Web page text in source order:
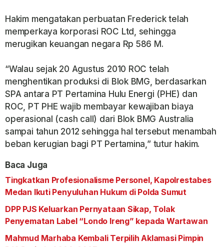
Hakim mengatakan perbuatan Frederick telah
memperkaya korporasi ROC Ltd, sehingga
merugikan keuangan negara Rp 586 M.
“Walau sejak 20 Agustus 2010 ROC telah
menghentikan produksi di Blok BMG, berdasarkan
SPA antara PT Pertamina Hulu Energi (PHE) dan
ROC, PT PHE wajib membayar kewajiban biaya
operasional (cash call) dari Blok BMG Australia
sampai tahun 2012 sehingga hal tersebut menambah
beban kerugian bagi PT Pertamina,” tutur hakim.
Baca Juga
Tingkatkan Profesionalisme Personel, Kapolrestabes
Medan Ikuti Penyuluhan Hukum di Polda Sumut
DPP PJS Keluarkan Pernyataan Sikap, Tolak
Penyematan Label “Londo Ireng” kepada Wartawan
Mahmud Marhaba Kembali Terpilih Aklamasi Pimpin